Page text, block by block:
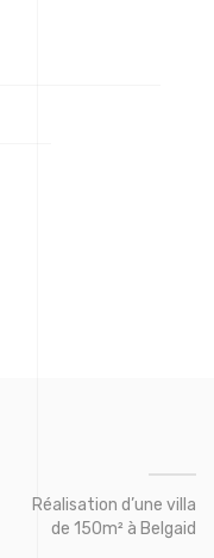
Réalisation d’une villa
de 150m² à Belgaid